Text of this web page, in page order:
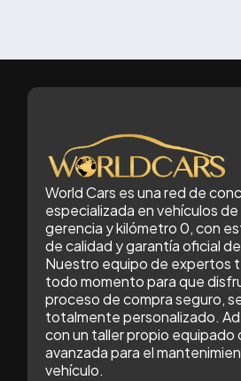
World Cars es una red de
especializada en vehículos
gerencia y kilómetro 0, con
de calidad y garantía oficial
Nuestro equipo de expertos
todo momento para que
proceso de compra seguro,
totalmente personalizado.
con un taller propio equipado
avanzada para el
vehículo.